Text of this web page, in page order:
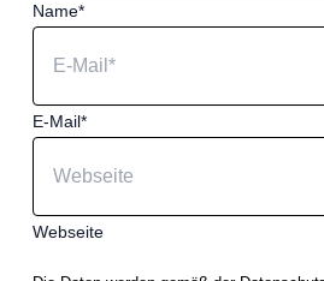
Name*
E-Mail*
Webseite